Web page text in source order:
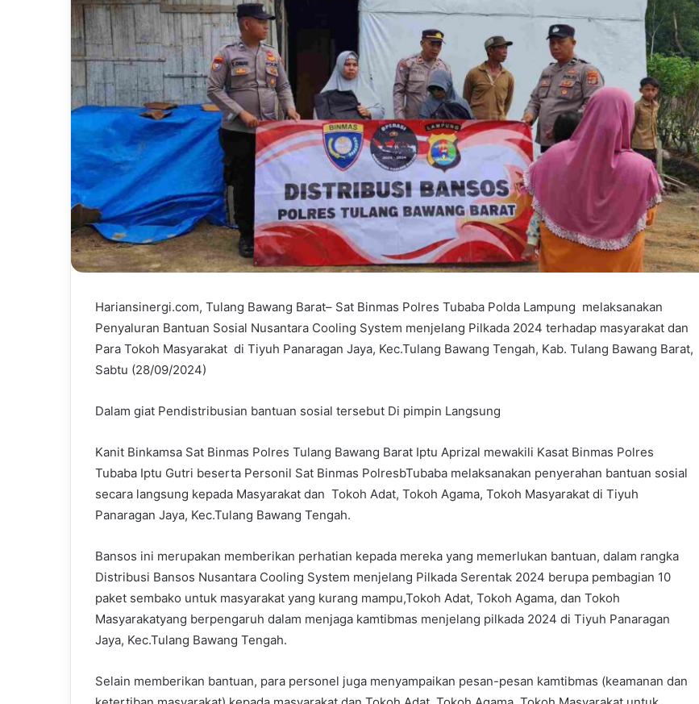
Hariansinergi.com, Tulang Bawang Barat– Sat Binmas Polres Tubaba Polda Lampung melaksanakan
Penyaluran Bantuan Sosial Nusantara Cooling System menjelang Pilkada 2024 terhadap masyarakat dan
Para Tokoh Masyarakat di Tiyuh Panaragan Jaya, Kec.Tulang Bawang Tengah, Kab. Tulang Bawang Barat,
Sabtu (28/09/2024)
Dalam giat Pendistribusian bantuan sosial tersebut Di pimpin Langsung
Kanit Binkamsa Sat Binmas Polres Tulang Bawang Barat Iptu Aprizal mewakili Kasat Binmas Polres
Tubaba Iptu Gutri beserta Personil Sat Binmas PolresbTubaba melaksanakan penyerahan bantuan sosial
secara langsung kepada Masyarakat dan Tokoh Adat, Tokoh Agama, Tokoh Masyarakat di Tiyuh
Panaragan Jaya, Kec.Tulang Bawang Tengah.
Bansos ini merupakan memberikan perhatian kepada mereka yang memerlukan bantuan, dalam rangka
Distribusi Bansos Nusantara Cooling System menjelang Pilkada Serentak 2024 berupa pembagian 10
paket sembako untuk masyarakat yang kurang mampu,Tokoh Adat, Tokoh Agama, dan Tokoh
Masyarakatyang berpengaruh dalam menjaga kamtibmas menjelang pilkada 2024 di Tiyuh Panaragan
Jaya, Kec.Tulang Bawang Tengah.
Selain memberikan bantuan, para personel juga menyampaikan pesan-pesan kamtibmas (keamanan dan